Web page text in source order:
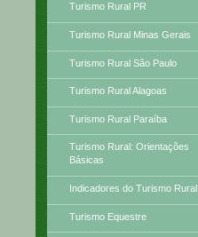
Turismo Rural PR
Turismo Rural Minas Gerais
Turismo Rural São Paulo
Turismo Rural Alagoas
Turismo Rural Paraíba
Turismo Rural: Orientações
Básicas
Indicadores do Turismo Rural
Turismo Equestre